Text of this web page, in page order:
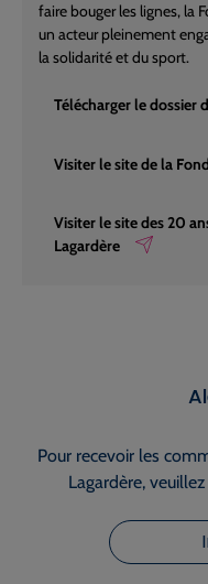
faire bouger les lignes, la
un acteur pleinement
la solidarité et du sport.
Télécharger le dossier
Visiter le site de la
Visiter le site des 20
Lagardère
Pour recevoir les
Lagardère,